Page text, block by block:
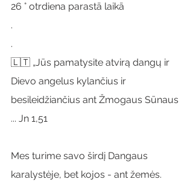
26 ° otrdiena parastā laikā
.
.
🇱🇹 „Jūs pamatysite atvirą dangų ir
Dievo angelus kylančius ir
besileidžiančius ant Žmogaus Sūnaus
... Jn 1,51
Mes turime savo širdį Dangaus
karalystėje, bet kojos - ant žemės.